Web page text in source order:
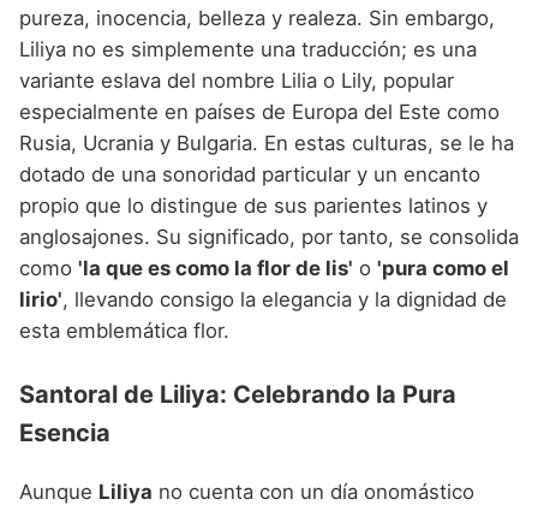
Nombres de Niña que empiezan por U
Nombres de Niña que empiezan por V
Nombres de Niña que empiezan por W
Nombres de Niña que empiezan por X
Nombres de Niña que empiezan por Y
Nombres de Niña que empiezan por Z
pureza, inocencia, belleza y realeza. Sin embargo,
Liliya no es simplemente una traducción; es una
variante eslava del nombre Lilia o Lily, popular
especialmente en países de Europa del Este como
Rusia, Ucrania y Bulgaria. En estas culturas, se le ha
dotado de una sonoridad particular y un encanto
propio que lo distingue de sus parientes latinos y
anglosajones. Su significado, por tanto, se consolida
como 'la que es como la flor de lis' o 'pura como el
lirio', llevando consigo la elegancia y la dignidad de
esta emblemática flor.
Santoral de Liliya: Celebrando la Pura
Esencia
Aunque Liliya no cuenta con un día onomástico